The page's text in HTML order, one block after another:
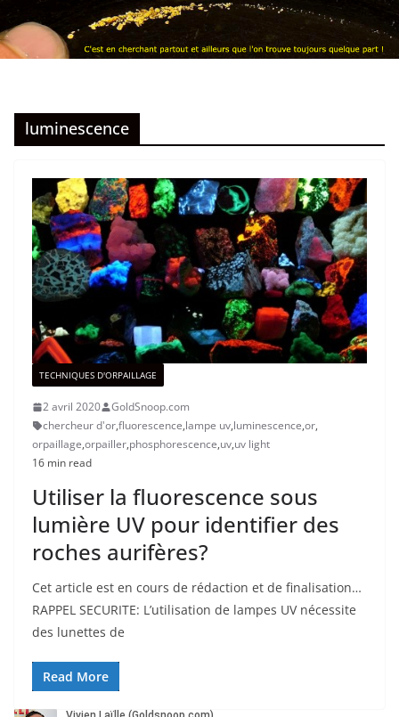
luminescence
TECHNIQUES D'ORPAILLAGE
2 avril 2020
GoldSnoop.com
chercheur d'or,fluorescence,lampe uv,luminescence,or,
orpaillage,orpailler,phosphorescence,uv,uv light
16 min read
Utiliser la fluorescence sous
lumière UV pour identifier des
roches aurifères?
Cet article est en cours de rédaction et de finalisation…
RAPPEL SECURITE: L’utilisation de lampes UV nécessite
des lunettes de
Read More